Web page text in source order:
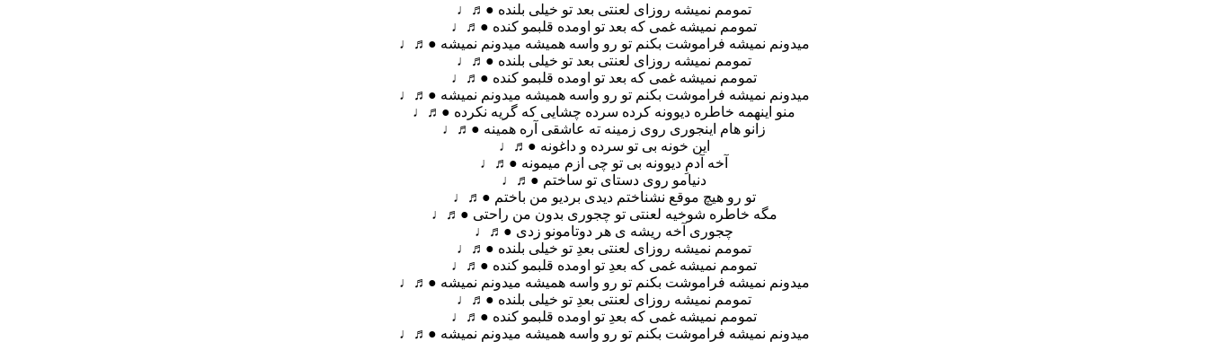
تمومم نمیشه روزای لعنتی بعد تو خیلی بلنده ●♬♩
تمومم نمیشه غمی که بعد تو اومده قلبمو کنده ●♬♩
میدونم نمیشه فراموشت بکنم تو رو واسه همیشه میدونم نمیشه ●♬♩
تمومم نمیشه روزای لعنتی بعد تو خیلی بلنده ●♬♩
تمومم نمیشه غمی که بعد تو اومده قلبمو کنده ●♬♩
میدونم نمیشه فراموشت بکنم تو رو واسه همیشه میدونم نمیشه ●♬♩
منو اینهمه خاطره دیوونه کرده سرده چشایی که گریه نکرده ●♬♩
زانو هام اینجوری روی زمینه ته عاشقی آره همینه ●♬♩
این خونه بی تو سرده و داغونه ●♬♩
آخه آدمِ دیوونه بی تو چی ازم میمونه ●♬♩
دنیامو روی دستای تو ساختم ●♬♩
تو رو هیچ موقع نشناختم دیدی بردیو من باختم ●♬♩
مگه خاطره شوخیه لعنتی تو چجوری بدون من راحتی ●♬♩
چجوری آخه ریشه ی هر دوتامونو زدی ●♬♩
تمومم نمیشه روزای لعنتی بعدِ تو خیلی بلند‌ه ●♬♩
تمومم نمیشه غمی که بعدِ تو اومده قلبمو کنده ●♬♩
میدونم نمیشه فراموشت بکنم تو رو واسه همیشه میدونم نمیشه ●♬♩
تمومم نمیشه روزای لعنتی بعدِ تو خیلی بلند‌ه ●♬♩
تمومم نمیشه غمی که بعدِ تو اومده قلبمو کنده ●♬♩
میدونم نمیشه فراموشت بکنم تو رو واسه همیشه میدونم نمیشه ●♬♩